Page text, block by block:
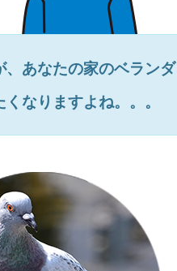
あなたの家のベランダ
なりますよね。。。